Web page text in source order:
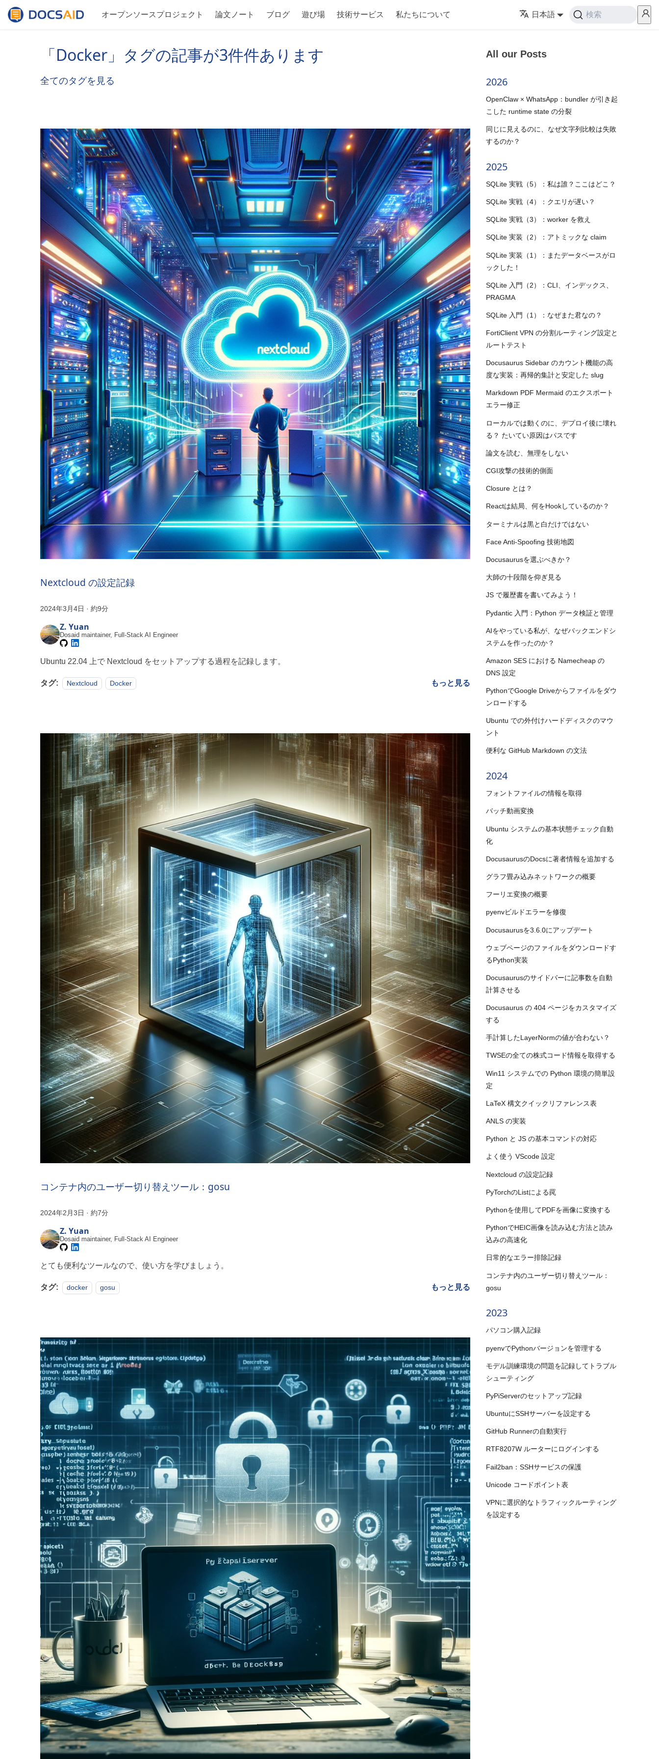
オープンソースプロジェクト 論文ノート ブログ 遊び場 技術サービス 私たちについて 日本語 検索
「Docker」タグの記事が3件件あります
全てのタグを見る
Nextcloud の設定記録
2024年3月4日 ·約9分
Z. Yuan
Dosaid maintainer, Full-Stack AI Engineer
Ubuntu 22.04 上で Nextcloud をセットアップする過程を記録します。
タグ: Nextcloud Docker もっと見る
コンテナ内のユーザー切り替えツール：gosu
2024年2月3日 ·約7分
Z. Yuan
Dosaid maintainer, Full-Stack AI Engineer
とても便利なツールなので、使い方を学びましょう。
タグ: docker gosu もっと見る
All our Posts
2026
OpenClaw × WhatsApp：bundler が引き起
こした runtime state の分裂
同じに見えるのに、なぜ文字列比較は失敗
するのか？
2025
SQLite 実戦（5）：私は誰？ここはどこ？
SQLite 実戦（4）：クエリが遅い？
SQLite 実戦（3）：worker を救え
SQLite 実装（2）：アトミックな claim
SQLite 実装（1）：またデータベースがロ
ックした！
SQLite 入門（2）：CLI、インデックス、
PRAGMA
SQLite 入門（1）：なぜまた君なの？
FortiClient VPN の分割ルーティング設定と
ルートテスト
Docusaurus Sidebar のカウント機能の高
度な実装：再帰的集計と安定した slug
Markdown PDF Mermaid のエクスポート
エラー修正
ローカルでは動くのに、デプロイ後に壊れ
る？ たいてい原因はパスです
論文を読む、無理をしない
CGI攻撃の技術的側面
Closure とは？
Reactは結局、何をHookしているのか？
ターミナルは黒と白だけではない
Face Anti-Spoofing 技術地図
Docusaurusを選ぶべきか？
大師の十段階を仰ぎ見る
JS で履歴書を書いてみよう！
Pydantic 入門：Python データ検証と管理
AIをやっている私が、なぜバックエンドシ
ステムを作ったのか？
Amazon SES における Namecheap の
DNS 設定
PythonでGoogle Driveからファイルをダウ
ンロードする
Ubuntu での外付けハードディスクのマウ
ント
便利な GitHub Markdown の文法
2024
フォントファイルの情報を取得
バッチ動画変換
Ubuntu システムの基本状態チェック自動
化
DocusaurusのDocsに著者情報を追加する
グラフ畳み込みネットワークの概要
フーリエ変換の概要
pyenvビルドエラーを修復
Docusaurusを3.6.0にアップデート
ウェブページのファイルをダウンロードす
るPython実装
Docusaurusのサイドバーに記事数を自動
計算させる
Docusaurus の 404 ページをカスタマイズ
する
手計算したLayerNormの値が合わない？
TWSEの全ての株式コード情報を取得する
Win11 システムでの Python 環境の簡単設
定
LaTeX 構文クイックリファレンス表
ANLS の実装
Python と JS の基本コマンドの対応
よく使う VScode 設定
Nextcloud の設定記録
PyTorchのListによる罠
Pythonを使用してPDFを画像に変換する
PythonでHEIC画像を読み込む方法と読み
込みの高速化
日常的なエラー排除記録
コンテナ内のユーザー切り替えツール：
gosu
2023
パソコン購入記録
pyenvでPythonバージョンを管理する
モデル訓練環境の問題を記録してトラブル
シューティング
PyPiServerのセットアップ記録
UbuntuにSSHサーバーを設定する
GitHub Runnerの自動実行
RTF8207W ルーターにログインする
Fail2ban：SSHサービスの保護
Unicode コードポイント表
VPNに選択的なトラフィックルーティング
を設定する